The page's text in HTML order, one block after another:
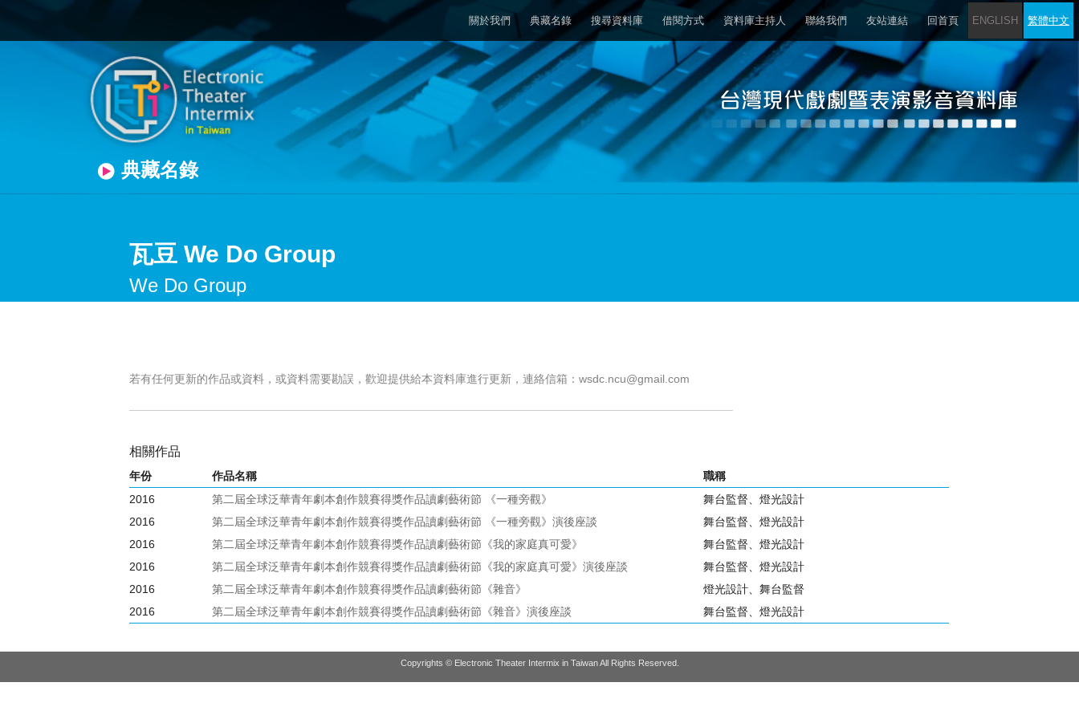
關於我們 典藏名錄 搜尋資料庫 借閱方式 資料庫主持人 聯絡我們 友站連結 回首頁 ENGLISH 繁體中文
典藏名錄
瓦豆 We Do Group
We Do Group
若有任何更新的作品或資料，或資料需要勘誤，歡迎提供給本資料庫進行更新，連絡信箱：wsdc.ncu@gmail.com
相關作品
年份 作品名稱
職稱
2016
第二屆全球泛華青年劇本創作競賽得獎作品讀劇藝術節 《一種旁觀》
舞台監督、燈光設計
2016
第二屆全球泛華青年劇本創作競賽得獎作品讀劇藝術節 《一種旁觀》演後座談
舞台監督、燈光設計
2016
第二屆全球泛華青年劇本創作競賽得獎作品讀劇藝術節《我的家庭真可愛》
舞台監督、燈光設計
2016
第二屆全球泛華青年劇本創作競賽得獎作品讀劇藝術節《我的家庭真可愛》演後座談
舞台監督、燈光設計
2016
第二屆全球泛華青年劇本創作競賽得獎作品讀劇藝術節《雜音》
燈光設計、舞台監督
2016
第二屆全球泛華青年劇本創作競賽得獎作品讀劇藝術節《雜音》演後座談 舞台監督、燈光設計
Copyrights © Electronic Theater Intermix in Taiwan All Rights Reserved.